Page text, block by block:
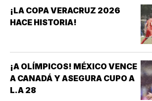
VERACRUZANO Y DE MÉXICO LA
CLUB ACUARIO ANA ROSA
¡LA COPA VERACRUZ 2026
HACE HISTORIA!
¡A OLÍMPICOS! MÉXICO VENCE
A CANADÁ Y ASEGURA CUPO A
L.A 28